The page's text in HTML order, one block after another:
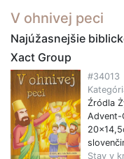
V ohnivej peci
Najúžasnejšie
Xact Group
#34013
Źródla
Advent-
Stav v